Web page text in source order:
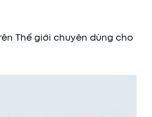
Thế giới chuyên dùng cho